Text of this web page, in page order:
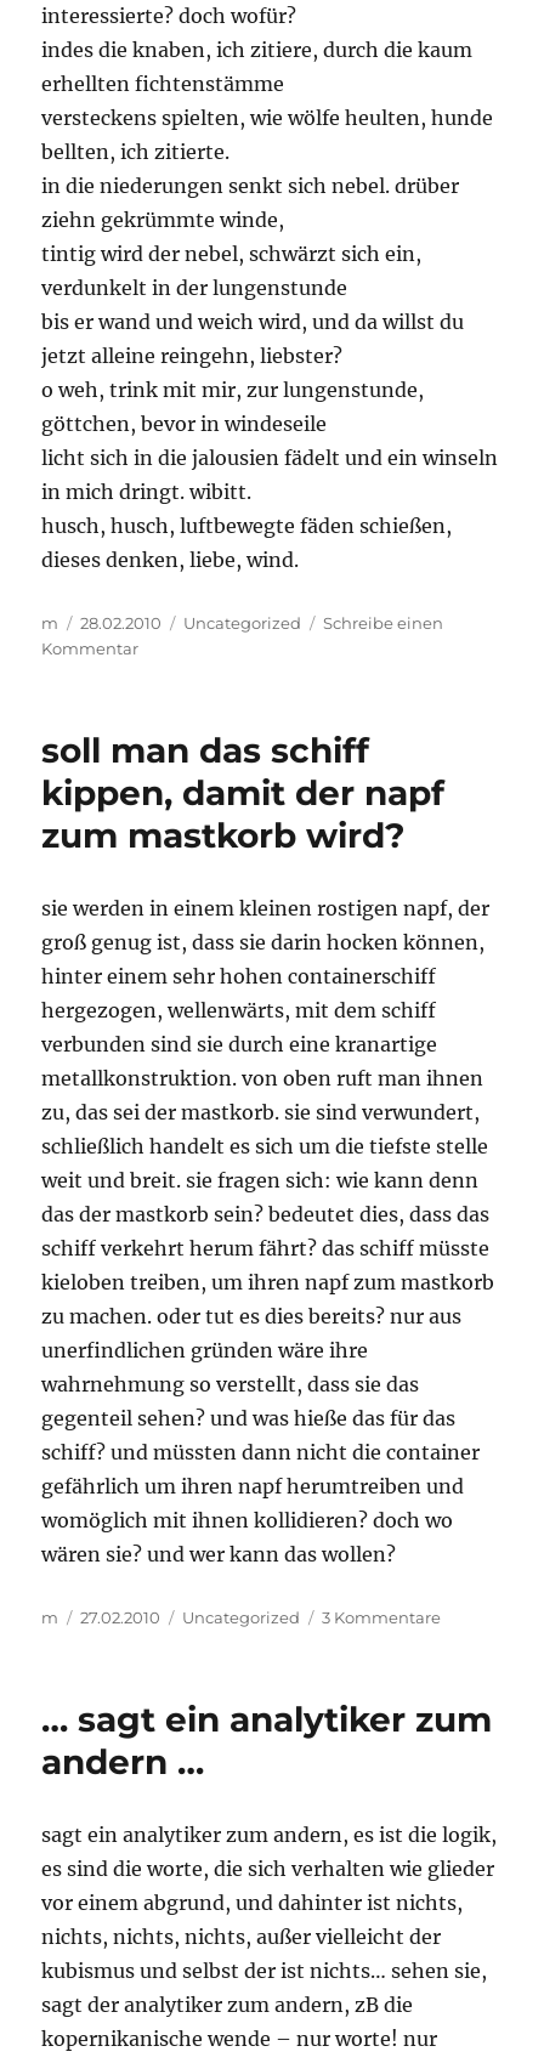
interessierte? doch wofür?
indes die knaben, ich zitiere, durch die kaum
erhellten fichtenstämme
versteckens spielten, wie wölfe heulten, hunde
bellten, ich zitierte.
in die niederungen senkt sich nebel. drüber
ziehn gekrümmte winde,
tintig wird der nebel, schwärzt sich ein,
verdunkelt in der lungenstunde
bis er wand und weich wird, und da willst du
jetzt alleine reingehn, liebster?
o weh, trink mit mir, zur lungenstunde,
göttchen, bevor in windeseile
licht sich in die jalousien fädelt und ein winseln
in mich dringt. wibitt.
husch, husch, luftbewegte fäden schießen,
dieses denken, liebe, wind.
Autor
m
Veröffentlicht
am
28.02.2010 Kategorien
Uncategorized
Schreibe einen
Kommentarzu
soll man das schiff
kippen, damit der napf
zum mastkorb wird?
sie werden in einem kleinen rostigen napf, der
groß genug ist, dass sie darin hocken können,
hinter einem sehr hohen containerschiff
hergezogen, wellenwärts, mit dem schiff
verbunden sind sie durch eine kranartige
metallkonstruktion. von oben ruft man ihnen
zu, das sei der mastkorb. sie sind verwundert,
schließlich handelt es sich um die tiefste stelle
weit und breit. sie fragen sich: wie kann denn
das der mastkorb sein? bedeutet dies, dass das
schiff verkehrt herum fährt? das schiff müsste
kieloben treiben, um ihren napf zum mastkorb
zu machen. oder tut es dies bereits? nur aus
unerfindlichen gründen wäre ihre
wahrnehmung so verstellt, dass sie das
gegenteil sehen? und was hieße das für das
schiff? und müssten dann nicht die container
gefährlich um ihren napf herumtreiben und
womöglich mit ihnen kollidieren? doch wo
wären sie? und wer kann das wollen?
Autor
m
Veröffentlicht
27.02.2010 Kategorien
Uncategorized 3 Kommentarezu
schiff
zum
mastkorb
wird?
… sagt ein analytiker zum
andern …
sagt ein analytiker zum andern, es ist die logik,
es sind die worte, die sich verhalten wie glieder
vor einem abgrund, und dahinter ist nichts,
nichts, nichts, nichts, außer vielleicht der
kubismus und selbst der ist nichts… sehen sie,
sagt der analytiker zum andern, zB die
kopernikanische wende – nur worte! nur